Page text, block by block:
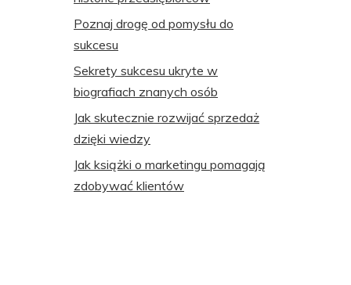
Poznaj drogę od pomysłu do
sukcesu
Sekrety sukcesu ukryte w
biografiach znanych osób
Jak skutecznie rozwijać sprzedaż
dzięki wiedzy
Jak książki o marketingu pomagają
zdobywać klientów